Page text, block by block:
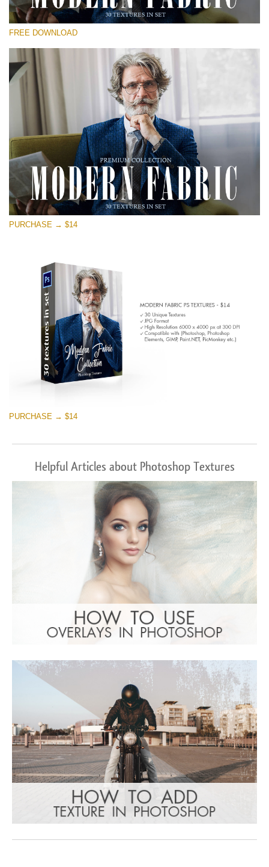
कृपया चुने
Small 800*533px
Modern Fabric
(30 Textures)
Large 6000*4000px
Entire Collection
(1783 Overlays)
Large 6000*4000px
मुफ्त डाउनलोड
FREE DOWNLOAD
PURCHASE → $14
PURCHASE → $14
Helpful Articles about Photoshop Textures